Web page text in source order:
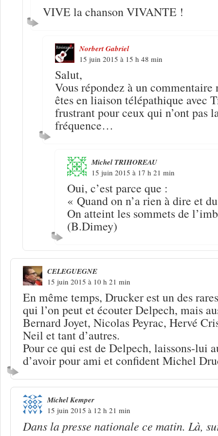
VIVE la chanson VIVANTE !
Norbert Gabriel
15 juin 2015 à 15 h 48 min
Salut,
Vous répondez à un commentaire
êtes en liaison télépathique avec
frustrant pour ceux qui n’ont pas
fréquence…
Michel TRIHOREAU
15 juin 2015 à 17 h 21 min
Oui, c’est parce que :
« Quand on n’a rien à dire et
On atteint les sommets de
(B.Dimey)
CELEGUEGNE
15 juin 2015 à 10 h 21 min
En même temps, Drucker est un des
qui l’on peut et écouter Delpech, mais
Bernard Joyet, Nicolas Peyrac, Hervé
Neil et tant d’autres.
Pour ce qui est de Delpech, laissons-lui
d’avoir pour ami et confident Michel
Michel Kemper
15 juin 2015 à 12 h 21 min
Dans la presse nationale ce matin. Là,